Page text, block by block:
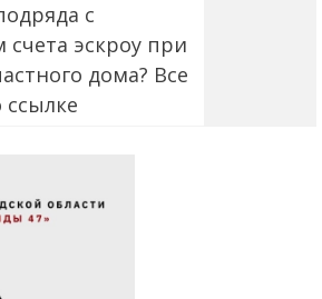
с
счета эскроу при
дома? Все